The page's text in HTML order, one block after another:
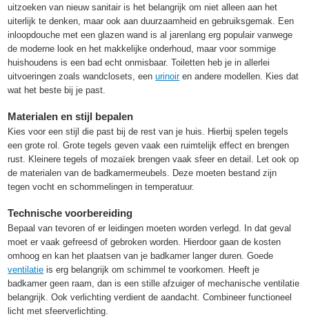
uitzoeken van nieuw sanitair is het belangrijk om niet alleen aan het
uiterlijk te denken, maar ook aan duurzaamheid en gebruiksgemak. Een
inloopdouche met een glazen wand is al jarenlang erg populair vanwege
de moderne look en het makkelijke onderhoud, maar voor sommige
huishoudens is een bad echt onmisbaar. Toiletten heb je in allerlei
uitvoeringen zoals wandclosets, eenurinoiren andere modellen. Kies dat
wat het beste bij je past.
Materialen en stijl bepalen
Kies voor een stijl die past bij de rest van je huis. Hierbij spelen tegels
een grote rol. Grote tegels geven vaak een ruimtelijk effect en brengen
rust. Kleinere tegels of mozaïek brengen vaak sfeer en detail. Let ook op
de materialen van de badkamermeubels. Deze moeten bestand zijn
tegen vocht en schommelingen in temperatuur.
Technische voorbereiding
Bepaal van tevoren of er leidingen moeten worden verlegd. In dat geval
moet er vaak gefreesd of gebroken worden. Hierdoor gaan de kosten
omhoog en kan het plaatsen van je badkamer langer duren. Goede
ventilatie is erg belangrijk om schimmel te voorkomen. Heeft je
badkamer geen raam, dan is een stille afzuiger of mechanische ventilatie
belangrijk. Ook verlichting verdient de aandacht. Combineer functioneel
licht met sfeerverlichting.